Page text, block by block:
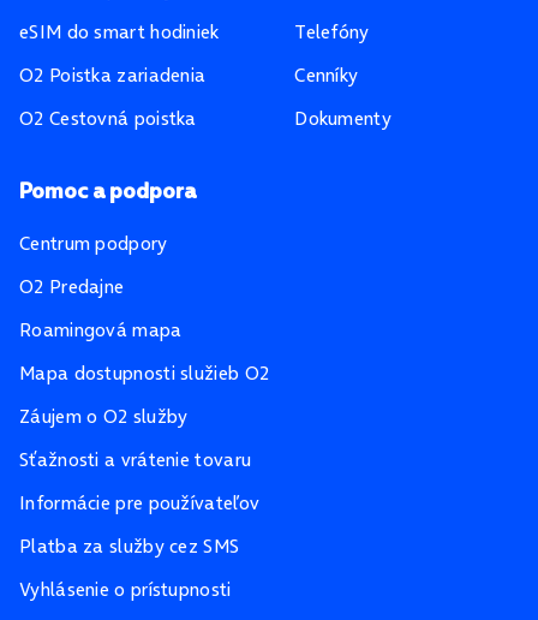
eSIM do smart hodiniek
O2 Poistka zariadenia
O2 Cestovná poistka
Telefóny
Cenníky
Dokumenty
Pomoc a podpora
Centrum podpory
O2 Predajne
Roamingová mapa
Mapa dostupnosti služieb O2
Záujem o O2 služby
Sťažnosti a vrátenie tovaru
Informácie pre používateľov
Platba za služby cez SMS
Vyhlásenie o prístupnosti